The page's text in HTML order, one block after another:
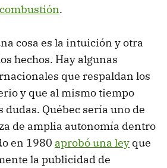
combustión.
cosa es la intuición y otra
hechos. Hay algunas
que respaldan los
y que al mismo tiempo
Québec sería uno de
de amplia autonomía dentro
en 1980 aprobó una ley que
la publicidad de